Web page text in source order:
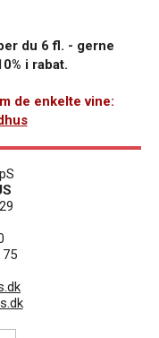
du 6 fl. - gerne
i rabat.
de enkelte vine:
75